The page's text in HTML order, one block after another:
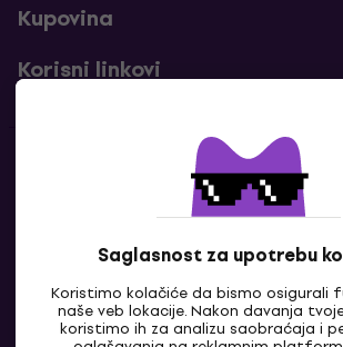
Saglasnost za upotrebu
Koristimo kolačiće da bismo osigurali
naše veb lokacije. Nakon davanja
koristimo ih za analizu saobraćaja i
Kupovina
Korisni linkovi
Kontakti
Kontaktiraj nas